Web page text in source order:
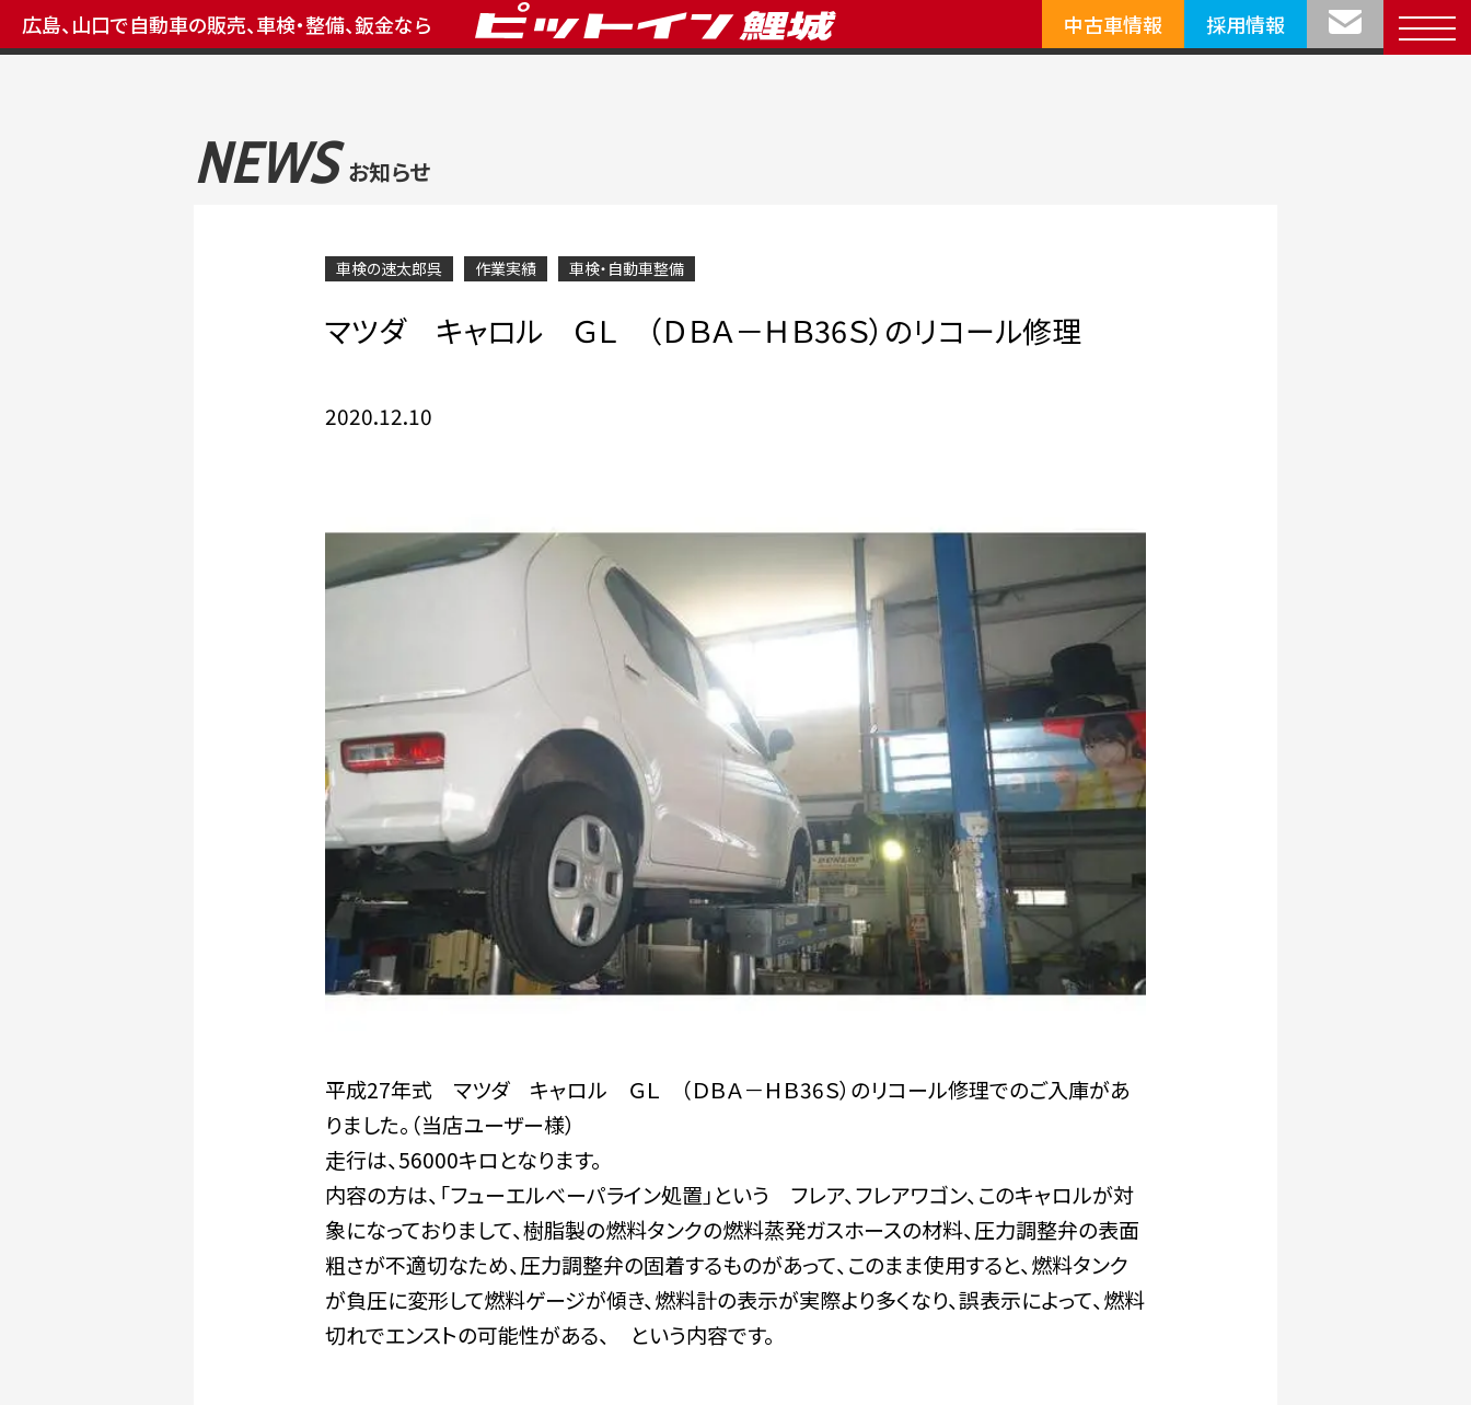
広島、山口で自動車の販売、車検・整備、鈑金なら 中古車情報 採用情報
NEWS お知らせ
車検の速太郎呉 作業実績 車検・自動車整備
マツダ キャロル ＧＬ （ＤＢＡ－ＨＢ36Ｓ）のリコール修理
2020.12.10
平成27年式 マツダ キャロル ＧＬ （ＤＢＡ－ＨＢ36Ｓ）のリコール修理でのご入庫があ
りました。（当店ユーザー様）
走行は、56000キロとなります。
内容の方は、「フューエルべーパライン処置」という フレア、フレアワゴン、このキャロルが対
象になっておりまして、樹脂製の燃料タンクの燃料蒸発ガスホースの材料、圧力調整弁の表面
粗さが不適切なため、圧力調整弁の固着するものがあって、このまま使用すると、燃料タンク
が負圧に変形して燃料ゲージが傾き、燃料計の表示が実際より多くなり、誤表示によって、燃料
切れでエンストの可能性がある、 という内容です。